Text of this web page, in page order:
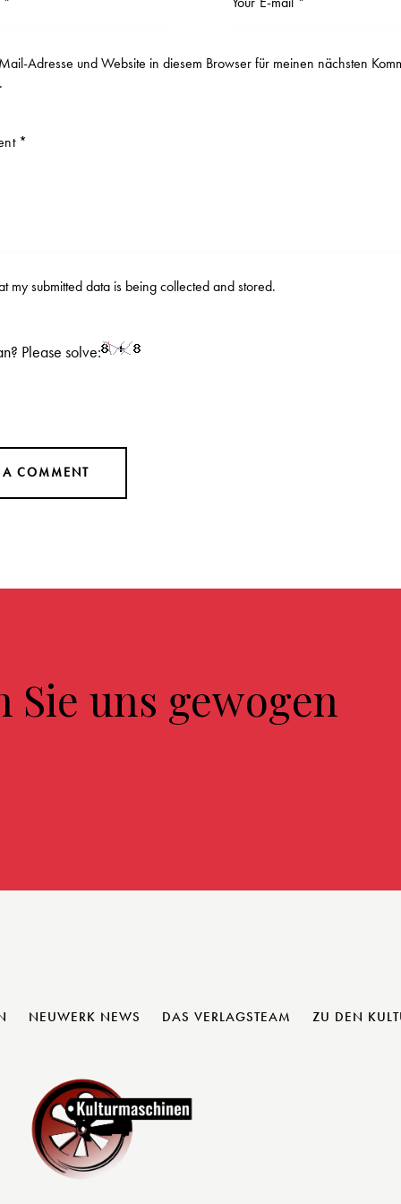
Adresse und Website in diesem Browser für meinen nächsten
my submitted data is beingcollected and stored.
Please solve:
Sie uns gewogen
NEUWERK NEWS DAS VERLAGSTEAM ZU DEN